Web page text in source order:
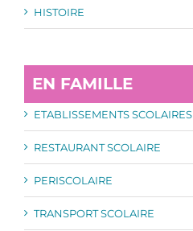
HISTOIRE
EN FAMILLE
ETABLISSEMENTS SCOLAIRES
RESTAURANT SCOLAIRE
PERISCOLAIRE
TRANSPORT SCOLAIRE